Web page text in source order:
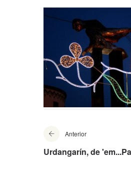
Anterior
Urdangarín, de